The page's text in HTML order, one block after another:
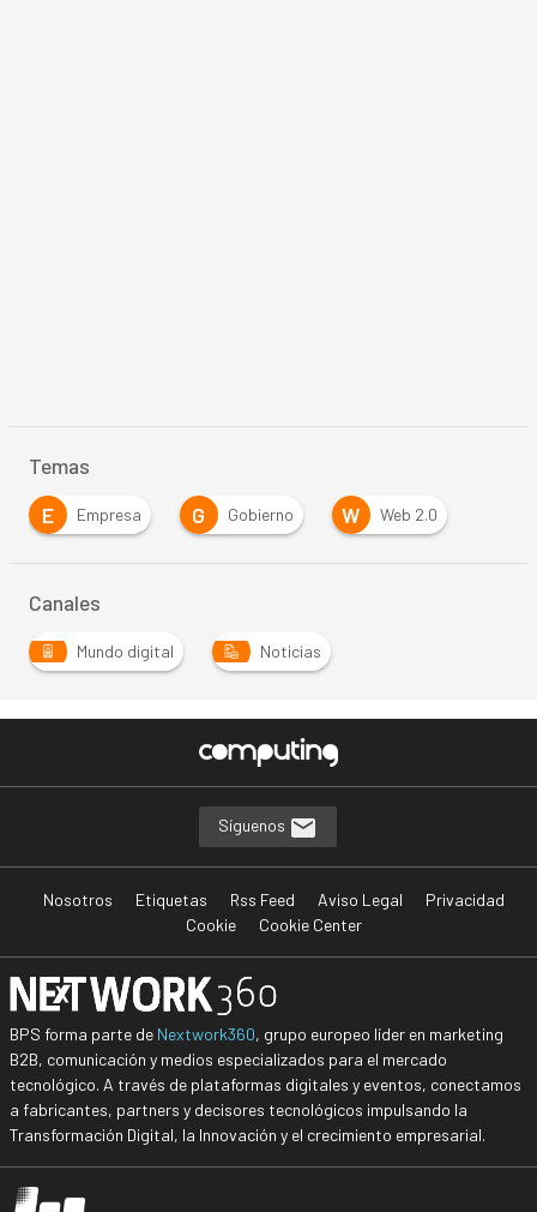
Temas
E
Empresa G Gobierno W Web 2.0
Canales
Mundo digital Noticias
Síguenos
Nosotros Etiquetas Rss Feed Aviso Legal
Privacidad
Cookie
Cookie Center
BPS forma parte de Nextwork360, grupo europeo líder en marketing
B2B, comunicación y medios especializados para el mercado
tecnológico. A través de plataformas digitales y eventos, conectamos
a fabricantes, partners y decisores tecnológicos impulsando la
Transformación Digital, la Innovación y el crecimiento empresarial.